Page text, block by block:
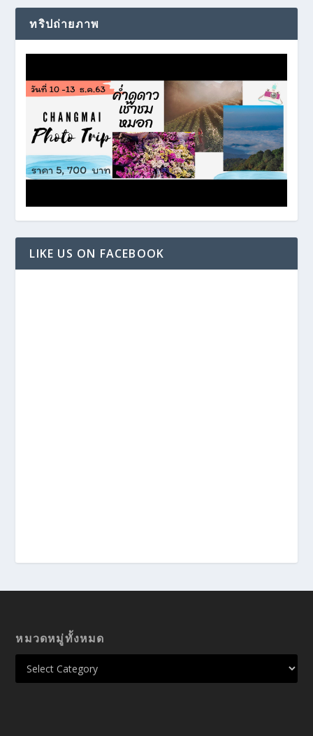
ทริปถ่ายภาพ
LIKE US ON FACEBOOK
หมวดหมู่ทั้งหมด